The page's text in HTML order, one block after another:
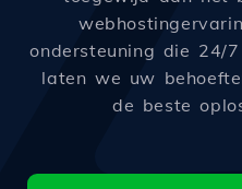
ondersteuning die 24/
laten we uw
de beste